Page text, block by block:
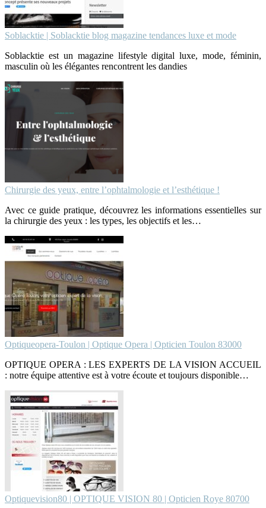
Soblacktie | Soblacktie blog magazine tendances luxe et mode
Soblacktie est un magazine lifestyle digital luxe, mode, féminin,
masculin où les élégantes rencontrent les dandies
Chirurgie des yeux, entre l’ophtalmologie et l’esthétique !
Avec ce guide pratique, découvrez les informations essentielles sur
la chirurgie des yeux : les types, les objectifs et les…
Optiqueopera-Toulon | Optique Opera | Opticien Toulon 83000
OPTIQUE OPERA : LES EXPERTS DE LA VISION ACCUEIL
: notre équipe attentive est à votre écoute et toujours disponible…
Optiquevision80 | OPTIQUE VISION 80 | Opticien Roye 80700